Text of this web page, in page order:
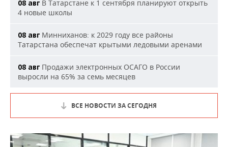
08 авг В Татарстане к 1 сентября планируют открыть
4 новые школы
08 авг Минниханов: к 2029 году все районы
Татарстана обеспечат крытыми ледовыми аренами
08 авг Продажи электронных ОСАГО в России
выросли на 65% за семь месяцев
ВСЕ НОВОСТИ ЗА СЕГОДНЯ